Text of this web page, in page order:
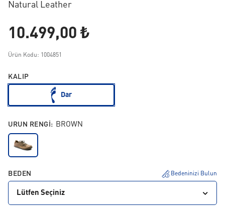
Natural Leather
10.499,00 ₺
Ürün Kodu: 1004851
KALIP
Dar
URUN RENGI: BROWN
BEDEN Bedeninizi Bulun
Lütfen Seçiniz